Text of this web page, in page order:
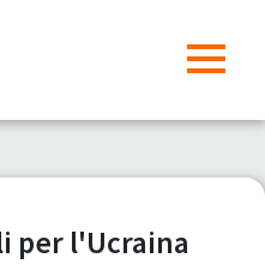
per l'Ucraina